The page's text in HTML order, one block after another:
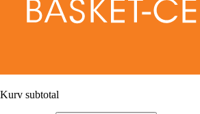
Kurv subtotal